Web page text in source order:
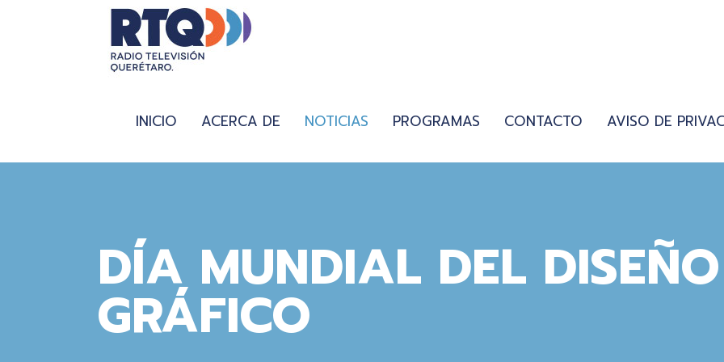
INICIO ACERCA DE NOTICIAS PROGRAMAS CONTACTO AVISO DE
DÍA MUNDIAL DEL DISEÑO
GRÁFICO